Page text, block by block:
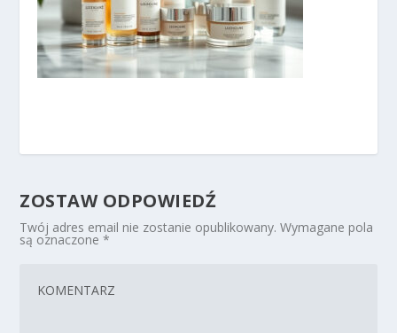
ZOSTAW ODPOWIEDŹ
Twój adres email nie zostanie opublikowany. Wymagane pola
są oznaczone*